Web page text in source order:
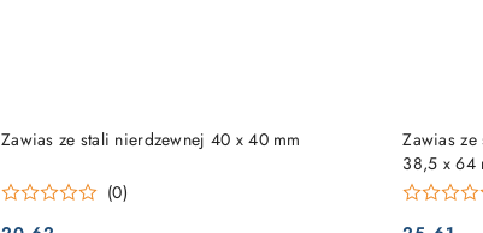
Zawias ze stali nierdzewnej 40 x 40 mm
(0)
DO KOSZYKA
Zawias
38,5 x 64